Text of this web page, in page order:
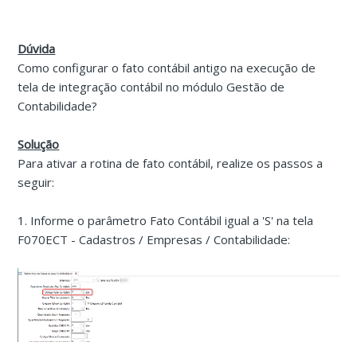
Dúvida
Como configurar o fato contábil antigo na execução de
tela de integração contábil no módulo Gestão de
Contabilidade?
Solução
Para ativar a rotina de fato contábil, realize os passos a
seguir:
1. Informe o parâmetro Fato Contábil igual a 'S' na tela
F070ECT - Cadastros / Empresas / Contabilidade: